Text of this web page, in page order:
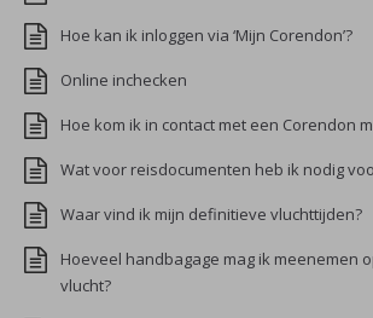
Hoe kan ik inloggen via ‘Mijn Corendon’?
Online inchecken
Hoe kom ik in contact met een Corendon
Wat voor reisdocumenten heb ik nodig
Waar vind ik mijn definitieve vluchttijden?
Hoeveel handbagage mag ik meenemen
vlucht?